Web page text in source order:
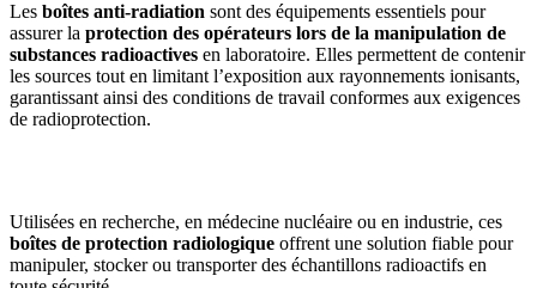
Les boîtes anti-radiation sont des équipements essentiels pour
assurer la protection des opérateurs lors de la manipulation de
substances radioactives en laboratoire. Elles permettent de contenir
les sources tout en limitant l’exposition aux rayonnements ionisants,
garantissant ainsi des conditions de travail conformes aux exigences
de radioprotection.
Utilisées en recherche, en médecine nucléaire ou en industrie, ces
boîtes de protection radiologique offrent une solution fiable pour
manipuler, stocker ou transporter des échantillons radioactifs en